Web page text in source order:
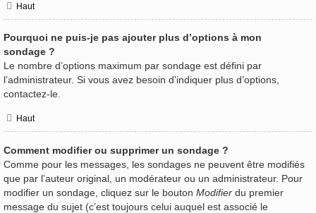
Haut
Pourquoi ne puis-je pas ajouter plus d’options à mon
sondage ?
Le nombre d’options maximum par sondage est défini par
l’administrateur. Si vous avez besoin d’indiquer plus d’options,
contactez-le.
Haut
Comment modifier ou supprimer un sondage ?
Comme pour les messages, les sondages ne peuvent être modifiés
que par l’auteur original, un modérateur ou un administrateur. Pour
modifier un sondage, cliquez sur le bouton Modifier du premier
message du sujet (c’est toujours celui auquel est associé le